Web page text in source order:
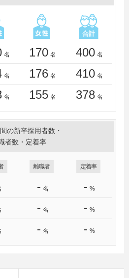
名 170 名 400 名
名 176 名 410 名
名 155 名 378 名
の新卒採用者数・
者数・定着率
離職者 定着率
- 名 - %
- 名 - %
- 名 - %